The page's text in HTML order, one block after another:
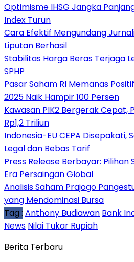
Optimisme IHSG Jangka
Index Turun
Cara Efektif Mengundang
Liputan Berhasil
Stabilitas Harga Beras Terjaga
SPHP
Pasar Saham RI Memanas
2025 Naik Hampir 100 Persen
Kawasan PIK2 Bergerak Cepat,
Rp1,2 Triliun
Indonesia-EU CEPA Disepakati,
Legal dan Bebas Tarif
Press Release Berbayar: Pilihan
Era Persaingan Global
Analisis Saham Prajogo
yang Mendominasi Bursa
Tag : Anthony Budiawan Bank
News Nilai Tukar Rupiah
Berita Terbaru